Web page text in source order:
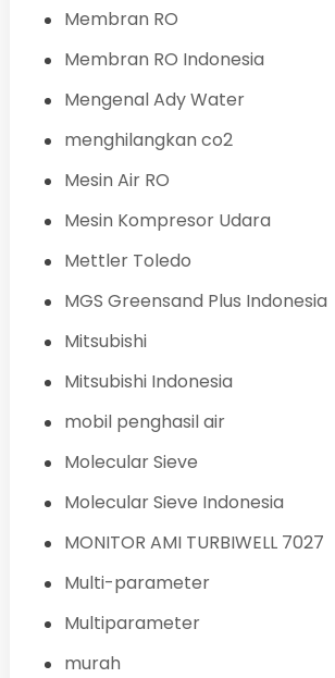
Membran RO
Membran RO Indonesia
Mengenal Ady Water
menghilangkan co2
Mesin Air RO
Mesin Kompresor Udara
Mettler Toledo
MGS Greensand Plus Indonesia
Mitsubishi
Mitsubishi Indonesia
mobil penghasil air
Molecular Sieve
Molecular Sieve Indonesia
MONITOR AMI TURBIWELL 7027
Multi-parameter
Multiparameter
murah